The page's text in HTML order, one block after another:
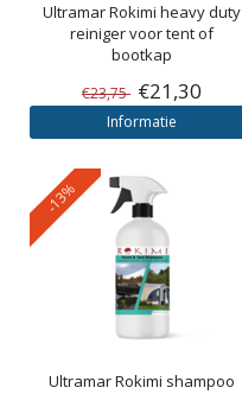
UltramarRokimi heavy duty
reiniger voor tent of
bootkap
€23,75 €21,30
Informatie
-13%
UltramarRokimi shampoo